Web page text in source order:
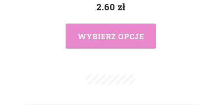
2.60 zł
WYBIERZ OPCJE